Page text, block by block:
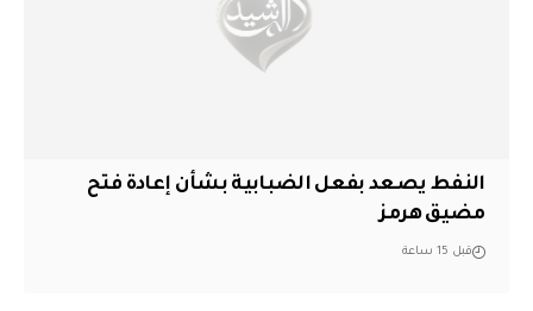
النفط يصعد بفعل الضبابية بشأن إعادة فتح
مضيق هرمز
قبل 15 ساعة